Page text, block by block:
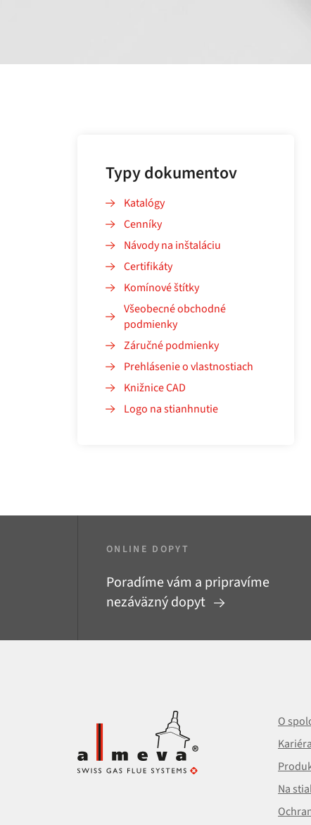
Typy dokumentov
Katalógy
Cenníky
Návody na inštaláciu
Certifikáty
Komínové štítky
Všeobecné obchodné
podmienky
Záručné podmienky
Prehlásenie o vlastnostiach
Knižnice CAD
Logo na stianhnutie
ONLINE DOPYT
Poradíme vám a pripravíme
nezáväzný dopyt
O
Kariéra
Na